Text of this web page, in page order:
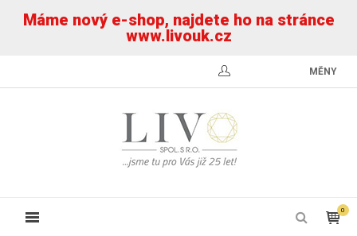
Máme nový e-shop, najdete ho na stránce
www.livouk.cz
MĚNY
0